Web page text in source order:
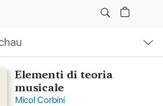
Elementi di teoria
musicale
Micol Corbini